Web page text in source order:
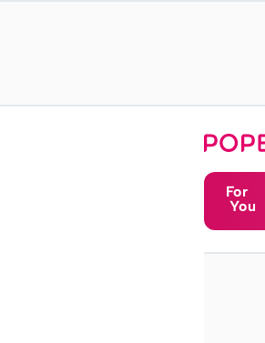
For
You